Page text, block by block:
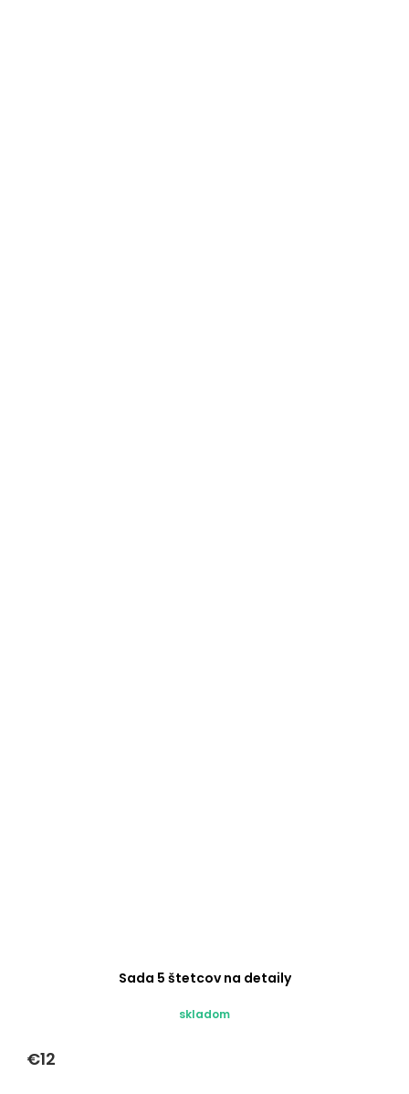
Sada 5 štetcov na detaily
skladom
€12